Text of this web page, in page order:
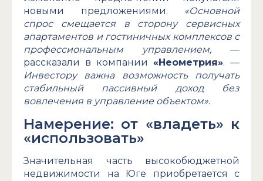
новыми предложениями.
«Основной
спрос смещается в сторону сервисных
апартаментов и гостиничных комплексов с
профессиональным управлением, —
рассказали в компании «Неометрия». —
Инвестору важна возможность получать
стабильный пассивный доход без
вовлечения в управление объектом».
Намерение: от «владеть» к
«использовать»
Значительная часть высокобюджетной
недвижимости на Юге приобретается с